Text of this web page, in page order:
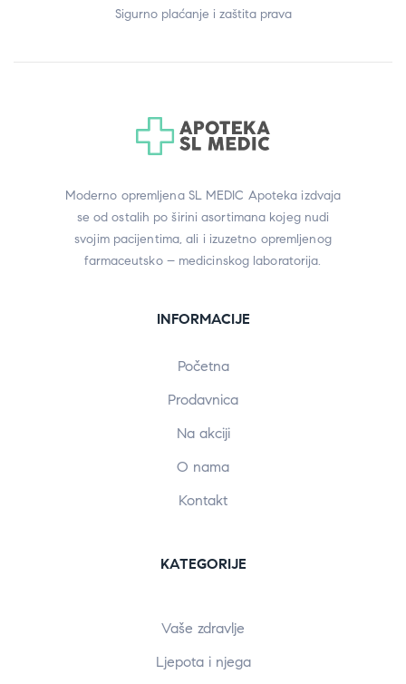
Sigurno plaćanje i zaštita prava
Moderno opremljena SL MEDIC Apoteka izdvaja
se od ostalih po širini asortimana kojeg nudi
svojim pacijentima, ali i izuzetno opremljenog
farmaceutsko – medicinskog laboratorija.
INFORMACIJE
Početna
Prodavnica
Na akciji
O nama
Kontakt
KATEGORIJE
Vaše zdravlje
Ljepota i njega